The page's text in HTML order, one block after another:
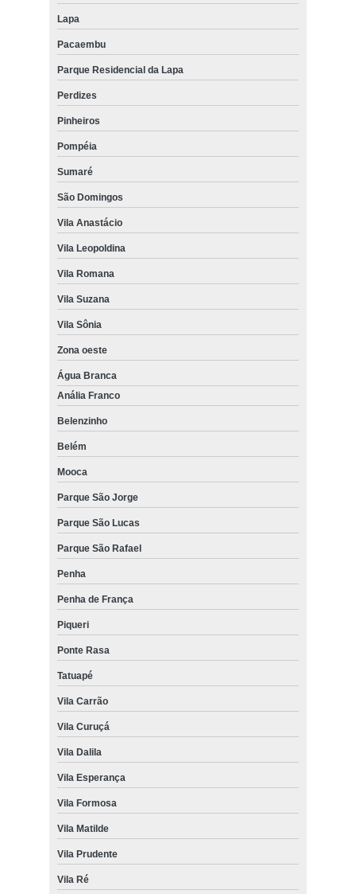
Lapa
Pacaembu
Parque Residencial da Lapa
Perdizes
Pinheiros
Pompéia
Sumaré
São Domingos
Vila Anastácio
Vila Leopoldina
Vila Romana
Vila Suzana
Vila Sônia
Zona oeste
Água Branca
Anália Franco
Belenzinho
Belém
Mooca
Parque São Jorge
Parque São Lucas
Parque São Rafael
Penha
Penha de França
Piqueri
Ponte Rasa
Tatuapé
Vila Carrão
Vila Curuçá
Vila Dalila
Vila Esperança
Vila Formosa
Vila Matilde
Vila Prudente
Vila Ré